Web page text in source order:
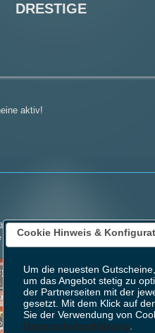
DRESTIGE
aktiv!
teilen
Bonusaktionen: 4
Cookie Hinweis &
Um die neuesten
um das Angebot stetig zu
der Partnerseiten mit der
gesetzt. Mit dem Klick auf
Sie der Verwendung von
Datenschutzerklärung